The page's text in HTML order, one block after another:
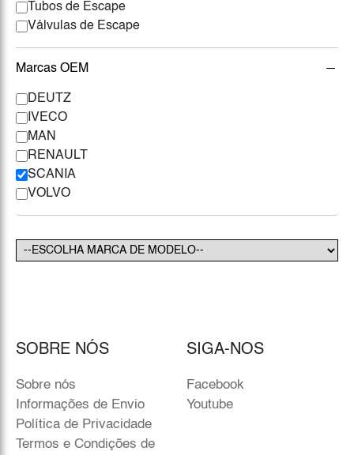
Tubos de Escape
Válvulas de Escape
Marcas OEM
DEUTZ
IVECO
MAN
RENAULT
SCANIA
VOLVO
SOBRE NÓS
Sobre nós
Informações de Envio
Política de Privacidade
Termos e Condições de
SIGA-NOS
Facebook
Youtube